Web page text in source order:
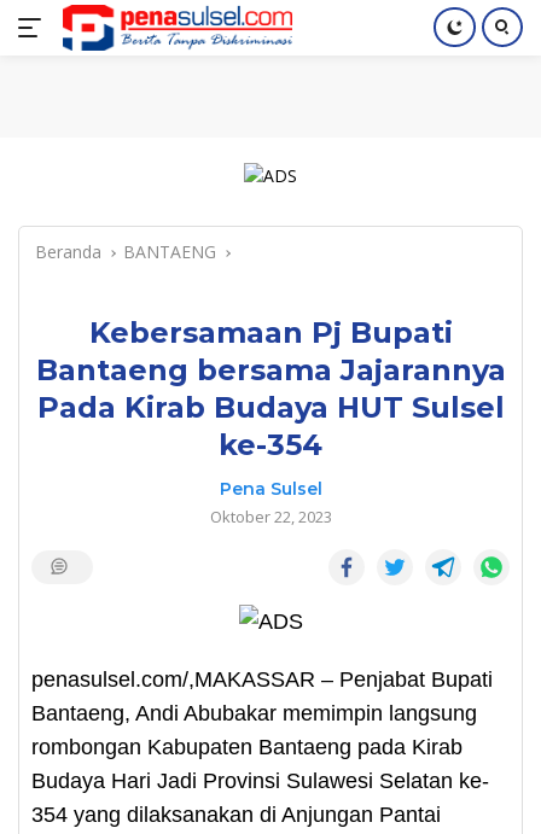
Langsung
Home Nasional Pendidikan Index
Beranda BANTAENG
Kebersamaan Pj Bupati
Bantaeng bersama Jajarannya
Pada Kirab Budaya HUT Sulsel
ke-354
Pena Sulsel
Oktober 22, 2023
penasulsel.com/,MAKASSAR – Penjabat Bupati
Bantaeng, Andi Abubakar memimpin langsung
rombongan Kabupaten Bantaeng pada Kirab
Budaya Hari Jadi Provinsi Sulawesi Selatan ke-
354 yang dilaksanakan di Anjungan Pantai